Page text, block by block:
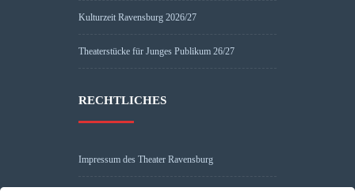
Kulturzeit Ravensburg 2026/27
Theaterstücke für Junges Publikum 26/27
RECHTLICHES
Impressum des Theater Ravensburg